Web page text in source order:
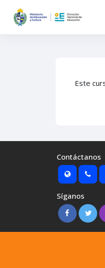
Este
Contáctanos
Síganos